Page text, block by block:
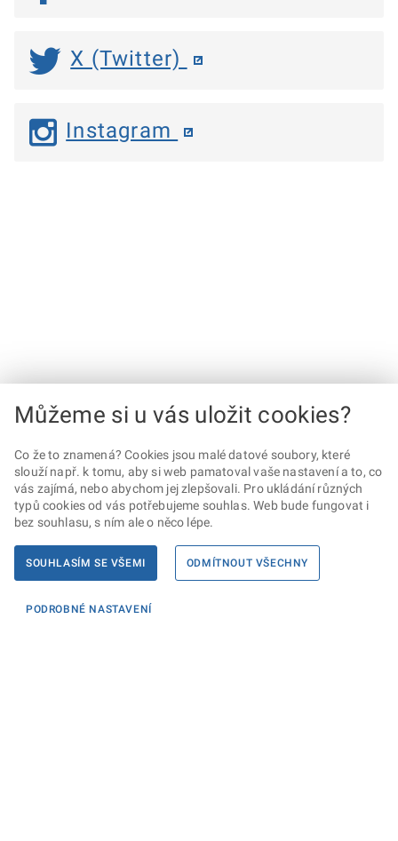
X (Twitter)
Instagram
Můžeme si u vás uložit cookies?
Co že to znamená? Cookies jsou malé datové soubory, které
slouží např. k tomu, aby si web pamatoval vaše nastavení a to, co
vás zajímá, nebo abychom jej zlepšovali. Pro ukládání různých
typů cookies od vás potřebujeme souhlas. Web bude fungovat i
bez souhlasu, s ním ale o něco lépe.
SOUHLASÍM SE VŠEMI ODMÍTNOUT VŠECHNY
PODROBNÉ NASTAVENÍ